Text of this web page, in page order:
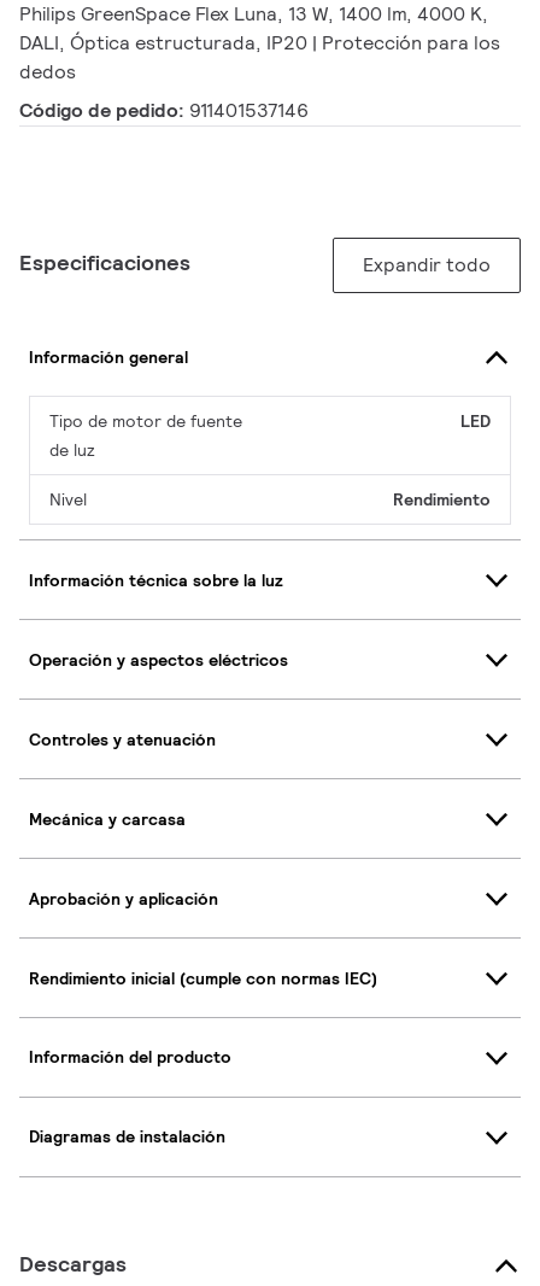
Philips GreenSpace Flex Luna, 13 W, 1400 lm, 4000 K,
DALI, Óptica estructurada, IP20 | Protección para los
dedos
Código de pedido: 911401537146
Especificaciones Expandir todo
Información general
Tipo de motor de fuente
de luz
LED
Nivel Rendimiento
Información técnica sobre la luz
Operación y aspectos eléctricos
Controles y atenuación
Mecánica y carcasa
Aprobación y aplicación
Rendimiento inicial (cumple con normas IEC)
Información del producto
Diagramas de instalación
Descargas